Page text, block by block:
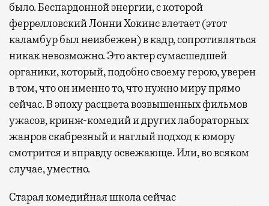
было. Беспардонной энергии, с которой
феррелловский Лонни Хокинс влетает (этот
каламбур был неизбежен) в кадр, сопротивляться
никак невозможно. Это актер сумасшедшей
органики, который, подобно своему герою, уверен
в том, что он именно то, что нужно миру прямо
сейчас. В эпоху расцвета возвышенных фильмов
ужасов, кринж-комедий и других лабораторных
жанров скабрезный и наглый подход к юмору
смотрится и вправду освежающе. Или, во всяком
случае, уместно.
Старая комедийная школа сейчас